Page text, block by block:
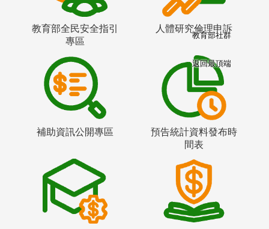
教育部全民安全指引
專區
人體研究倫理申訴
補助資訊公開專區
預告統計資料發布時
間表
教育部社群
返回最頂端